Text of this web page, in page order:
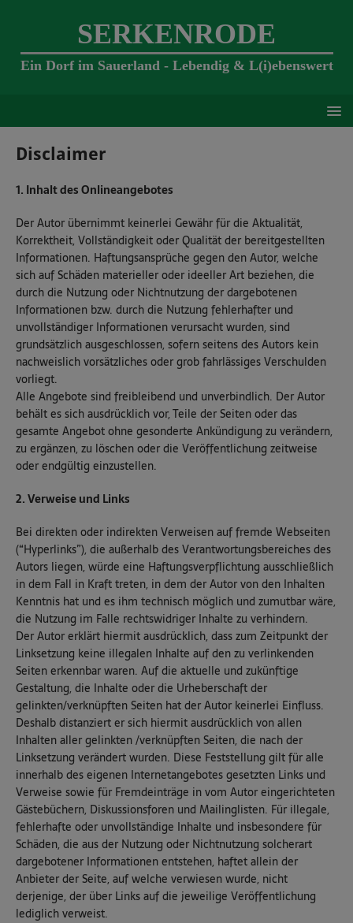
SERKENRODE
Ein Dorf im Sauerland - Lebendig & L(i)ebenswert
Disclaimer
1. Inhalt des Onlineangebotes
Der Autor übernimmt keinerlei Gewähr für die Aktualität,
Korrektheit, Vollständigkeit oder Qualität der bereitgestellten
Informationen. Haftungsansprüche gegen den Autor, welche
sich auf Schäden materieller oder ideeller Art beziehen, die
durch die Nutzung oder Nichtnutzung der dargebotenen
Informationen bzw. durch die Nutzung fehlerhafter und
unvollständiger Informationen verursacht wurden, sind
grundsätzlich ausgeschlossen, sofern seitens des Autors kein
nachweislich vorsätzliches oder grob fahrlässiges Verschulden
vorliegt.
Alle Angebote sind freibleibend und unverbindlich. Der Autor
behält es sich ausdrücklich vor, Teile der Seiten oder das
gesamte Angebot ohne gesonderte Ankündigung zu verändern,
zu ergänzen, zu löschen oder die Veröffentlichung zeitweise
oder endgültig einzustellen.
2. Verweise und Links
Bei direkten oder indirekten Verweisen auf fremde Webseiten
(“Hyperlinks”), die außerhalb des Verantwortungsbereiches des
Autors liegen, würde eine Haftungsverpflichtung ausschließlich
in dem Fall in Kraft treten, in dem der Autor von den Inhalten
Kenntnis hat und es ihm technisch möglich und zumutbar wäre,
die Nutzung im Falle rechtswidriger Inhalte zu verhindern.
Der Autor erklärt hiermit ausdrücklich, dass zum Zeitpunkt der
Linksetzung keine illegalen Inhalte auf den zu verlinkenden
Seiten erkennbar waren. Auf die aktuelle und zukünftige
Gestaltung, die Inhalte oder die Urheberschaft der
gelinkten/verknüpften Seiten hat der Autor keinerlei Einfluss.
Deshalb distanziert er sich hiermit ausdrücklich von allen
Inhalten aller gelinkten /verknüpften Seiten, die nach der
Linksetzung verändert wurden. Diese Feststellung gilt für alle
innerhalb des eigenen Internetangebotes gesetzten Links und
Verweise sowie für Fremdeinträge in vom Autor eingerichteten
Gästebüchern, Diskussionsforen und Mailinglisten. Für illegale,
fehlerhafte oder unvollständige Inhalte und insbesondere für
Schäden, die aus der Nutzung oder Nichtnutzung solcherart
dargebotener Informationen entstehen, haftet allein der
Anbieter der Seite, auf welche verwiesen wurde, nicht
derjenige, der über Links auf die jeweilige Veröffentlichung
lediglich verweist.